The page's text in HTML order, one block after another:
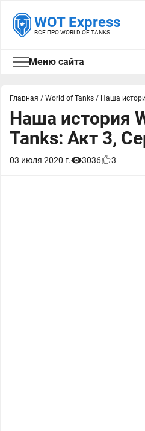
WOT Express
ВСЁ ПРО WORLD OF TANKS
Меню сайта
Главная / World of Tanks / Наша
Наша история
Tanks: Акт 3,
03 июля 2020 г. 3036 3